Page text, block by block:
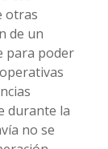
otras
de un
para poder
durante la
no se